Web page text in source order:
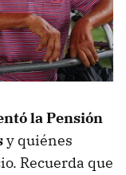
la Pensión
y quiénes
Recuerda que